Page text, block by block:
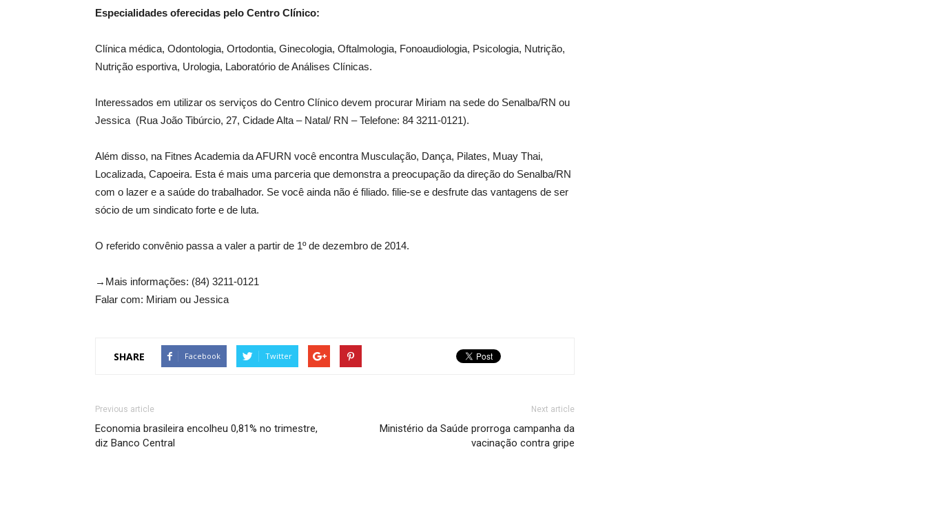
Especialidades oferecidas pelo Centro Clínico:
Clínica médica, Odontologia, Ortodontia, Ginecologia, Oftalmologia, Fonoaudiologia, Psicologia, Nutrição,
Nutrição esportiva, Urologia, Laboratório de Análises Clínicas.
Interessados em utilizar os serviços do Centro Clínico devem procurar Miriam na sede do Senalba/RN ou
Jessica (Rua João Tibúrcio, 27, Cidade Alta – Natal/ RN – Telefone: 84 3211-0121).
Além disso, na Fitnes Academia da AFURN você encontra Musculação, Dança, Pilates, Muay Thai,
Localizada, Capoeira. Esta é mais uma parceria que demonstra a preocupação da direção do Senalba/RN
com o lazer e a saúde do trabalhador. Se você ainda não é filiado. filie-se e desfrute das vantagens de ser
sócio de um sindicato forte e de luta.
O referido convênio passa a valer a partir de 1º de dezembro de 2014.
→Mais informações: (84) 3211-0121
Falar com: Miriam ou Jessica
SHARE Facebook Twitter
Previous article
Economia brasileira encolheu 0,81% no trimestre,
diz Banco Central
Next article
Ministério da Saúde prorroga campanha da
vacinação contra gripe